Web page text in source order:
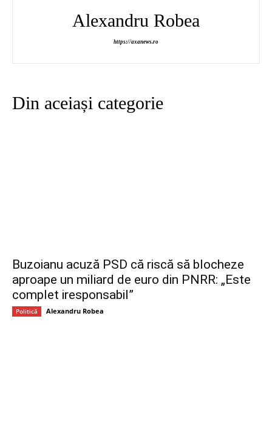
Alexandru Robea
https://axanews.ro
Din aceiași categorie
Buzoianu acuză PSD că riscă să blocheze
aproape un miliard de euro din PNRR: „Este
complet iresponsabil”
Politică Alexandru Robea